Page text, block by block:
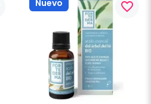
Nuevo favorite_border